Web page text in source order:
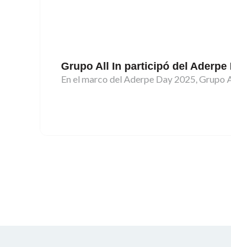
Grupo All In participó del
En el marco del Aderpe Day 2025,